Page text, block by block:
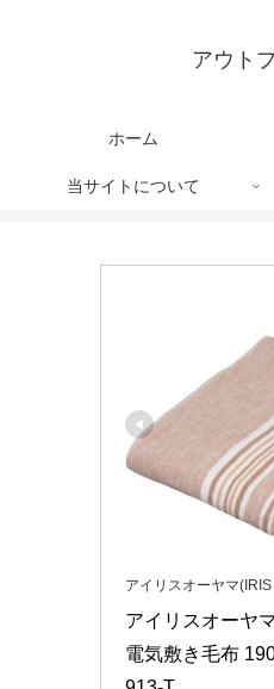
アウト
ホーム
当サイトについて
アイリスオーヤマ
アイリスオーヤ
電気敷き毛布